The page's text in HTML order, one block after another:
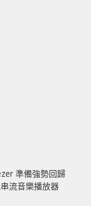
準備強勢回歸
流音樂播放器